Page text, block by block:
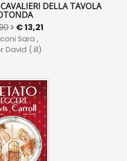
DELLA TAVOLA
€ 13,21
Sara ,
David (.ill)